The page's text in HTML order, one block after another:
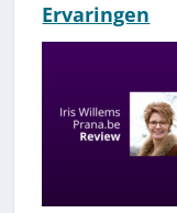
Ervaringen
(Rosalie Van